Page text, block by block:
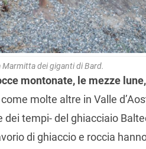
Marmitta dei giganti di Bard.
montonate, le mezze
molte altre in Valle
tempi- del ghiacciaio
di ghiaccio e roccia